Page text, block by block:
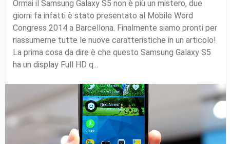
Ormai il Samsung Galaxy S5 non è più un mistero, due
giorni fa infatti è stato presentato al Mobile Word
Congress 2014 a Barcellona. Finalmente siamo pronti per
riassumerne tutte le nuove caratteristiche in un articolo!
La prima cosa da dire è che questo Samsung Galaxy S5
ha un display Full HD q...